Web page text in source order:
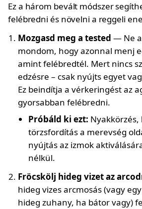
Ez a három bevált módszer
felébredni és növelni a reggeli
Mozgasd meg a tested — Ne
mondom, hogy azonnal menj
amint felébredtél. Mert nincs
edzésre – csak nyújts egyet
Ez beindítja a vérkeringést az
gyorsabban felébredni.
Próbáld ki ezt: Nyakkörzés,
törzsfordítás a merevség
nyújtás az izmok
nélkül.
Fröcskölj hideg vizet az
hideg vizes arcmosás (vagy
hideg zuhany, ha bátor vagy)